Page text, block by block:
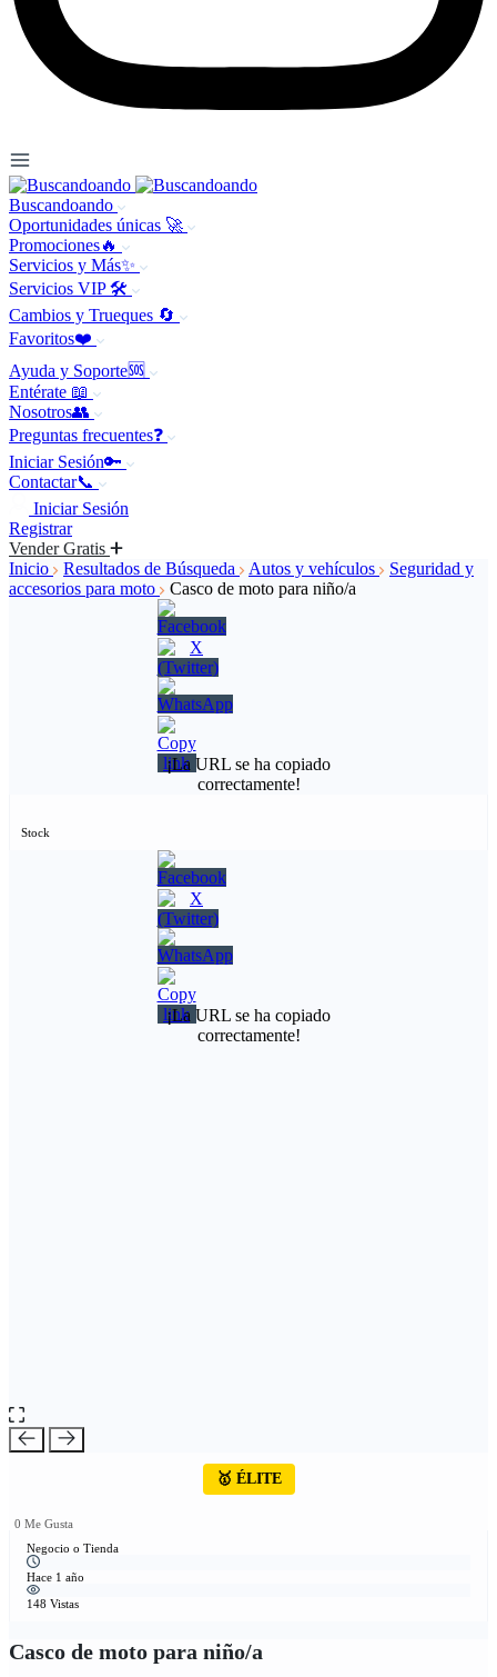
Buscandoando
Oportunidades únicas 🚀
Promociones🔥
Servicios y Más✨
Servicios VIP 🛠️
Cambios y Trueques 🔄
Favoritos❤️
Ayuda y Soporte🆘
Entérate 📖
Nosotros👥
Preguntas frecuentes❓
Iniciar Sesión🔑
Contactar📞
Iniciar Sesión
Registrar
Vender Gratis
Inicio
Resultados de Búsqueda Autos y vehículos
Seguridad y
accesorios para moto
Casco de moto para niño/a
¡La URL se ha copiado
correctamente!
Stock
¡La URL se ha copiado
correctamente!
🥇 ÉLITE
0 Me Gusta
Negocio o Tienda
Hace 1 año
148 Vistas
Casco de moto para niño/a